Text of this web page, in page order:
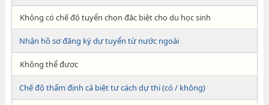
Không có chế độ tuyển chọn đăc biệt cho du học sinh
Nhận hồ sơ đăng ký dự tuyển từ nước ngoài
Không thể được
Chế độ thẩm định cá biệt tư cách dự thi (có / không)